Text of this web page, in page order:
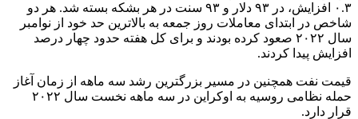
۰.۳ افزایش، در ۹۳ دلار و ۹۳ سنت در هر بشکه بسته شد. هر دو
شاخص در ابتدای معاملات روز جمعه به بالاترین حد خود از نوامبر
سال ۲۰۲۲ صعود کرده بودند و برای کل هفته حدود چهار درصد
افزایش پیدا کردند.
قیمت نفت همچنین در مسیر بزرگترین رشد سه ماهه از زمان آغاز
حمله نظامی روسیه به اوکراین در سه ماهه نخست سال ۲۰۲۲
قرار دارد.